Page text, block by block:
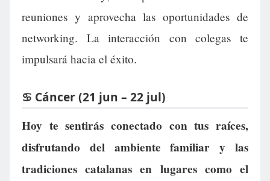
reuniones y aprovecha las oportunidades de
networking. La interacción con colegas te
impulsará hacia el éxito.
♋ Cáncer (21 jun – 22 jul)
Hoy te sentirás conectado con tus raíces,
disfrutando del ambiente familiar y las
tradiciones catalanas en lugares como el